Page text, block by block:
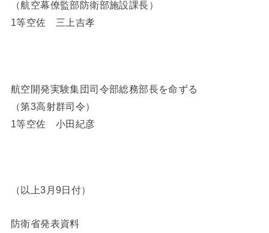
（航空幕僚監部防衛部施設課長）
1等空佐 三上吉孝
航空開発実験集団司令部総務部長を命ずる
（第3高射群司令）
1等空佐 小田紀彦
（以上3月9日付）
防衛省発表資料